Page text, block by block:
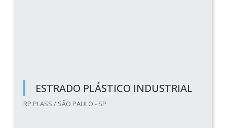
ESTRADO PLÁSTICO INDUSTRIAL
RP PLASS / SÃO PAULO - SP